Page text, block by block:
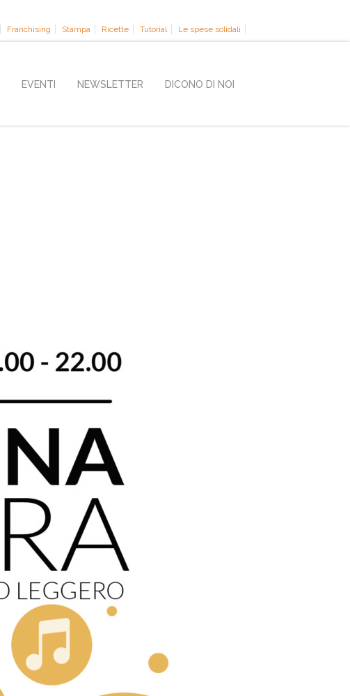
Franchising Stampa Ricette Tutorial Le spese solidali
EVENTI NEWSLETTER DICONO DI NOI